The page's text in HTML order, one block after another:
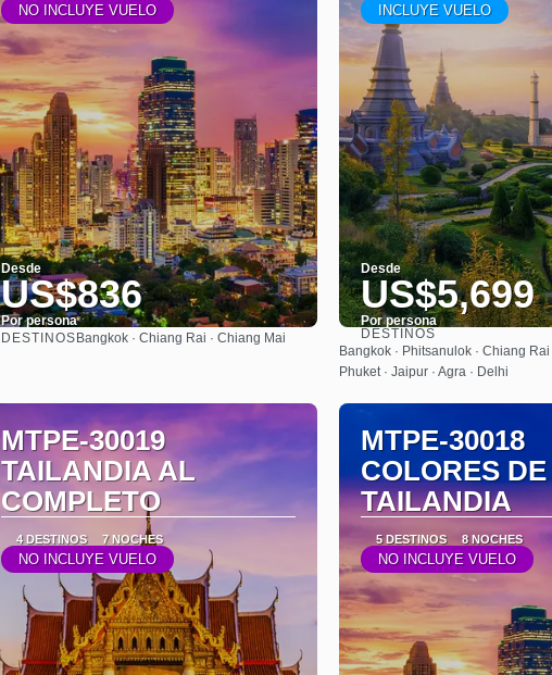
NO INCLUYE VUELO
Desde
US$836
Por persona
DESTINOS Bangkok · Chiang Rai · Chiang Mai
INCLUYE VUELO
Desde
US$5,699
Por persona
Ver
DESTINOS
Bangkok · Phitsanulok · Chiang Rai
Phuket · Jaipur · Agra · Delhi
MTPE-30019
TAILANDIA AL
COMPLETO
4 DESTINOS 7 NOCHES
NO INCLUYE VUELO
MTPE-30018
COLORES DE
TAILANDIA
5 DESTINOS 8 NOCHES
NO INCLUYE VUELO